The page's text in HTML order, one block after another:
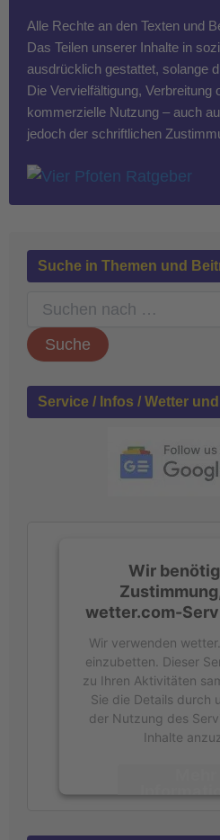
Alle Rechte an den Texten und
Das Teilen unserer Inhalte in
ausdrücklich gestattet, solange
Die Vervielfältigung, Verbreitung
kommerzielle Nutzung – auch
jedoch der schriftlichen
Suche in Themen und
c
h
n
Service / Infos / Wetter
Wir
wetter.com-
Wir verwenden
einzubetten. Dieser
zu Ihren Aktivitäten
Sie die Details durch
der Nutzung des
Inhalte